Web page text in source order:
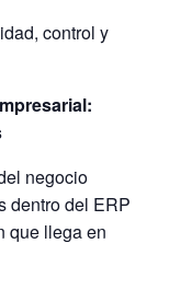
control y
negocio
dentro del ERP
que llega en